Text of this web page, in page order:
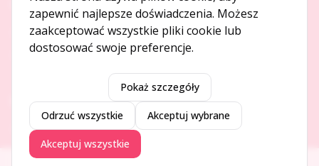
O NAS
O serwisie
Kontakt
DODAJ I PROMUJ
Dodaj ogłoszenie
Dodaj firmę
zapewnić najlepsze doświadczenia. Możesz
zaakceptować wszystkie pliki cookie lub
dostosować swoje preferencje.
Pokaż szczegóły
Odrzuć wszystkie Akceptuj wybrane
Akceptuj wszystkie